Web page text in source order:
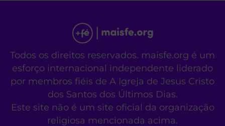
Todos os direitos reservados. maisfe.org é um
esforço internacional independente liderado
por membros fiéis de A Igreja de Jesus Cristo
dos Santos dos Últimos Dias.
Este site não é um site oficial da organização
religiosa mencionada acima.